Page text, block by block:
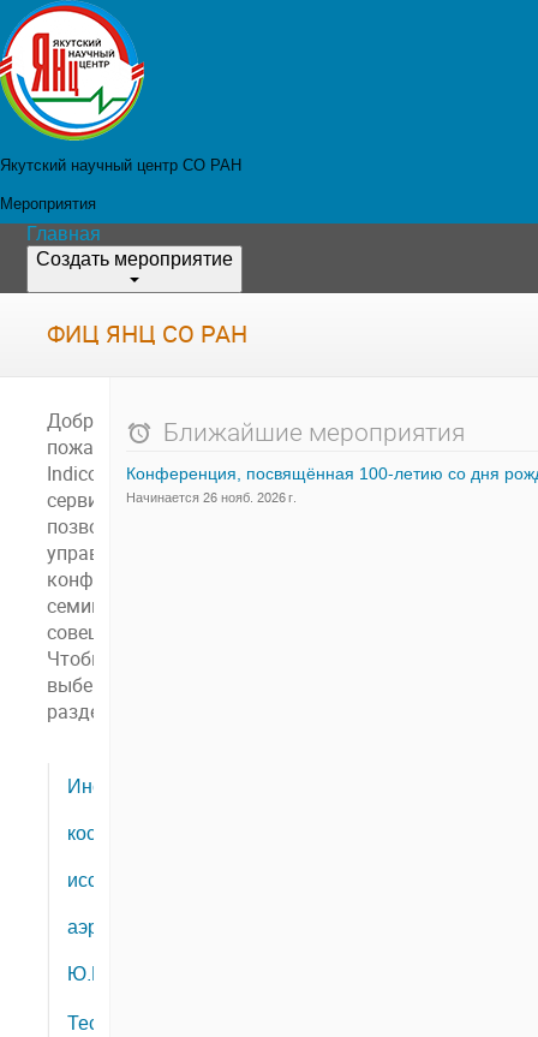
Якутский научный центр СО РАН
Мероприятия
Главная
Создать мероприятие
ФИЦ ЯНЦ СО РАН
Добро
пожаловать в
Indico. Этот
сервис
позволяет
управлять
конференциями,
семинарами и
совещаниями.
Чтобы начать,
выберите
раздел ниже.
ФИЦ
СО
РАН
Институт
космофизических
исследований и
аэрономии им.
Ю.Г. Шафера
Тесты
Ближайшие мероприятия
Начинается 26 нояб. 2026 г.